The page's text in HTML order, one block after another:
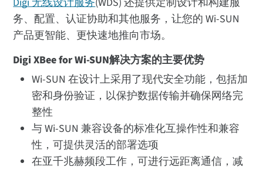
务、配置、认证协助和其他服务，让您的 Wi-SUN
产品更智能、更快速地推向市场。
Digi XBee for Wi-SUN解决方案的主要优势
Wi-SUN 在设计上采用了现代安全功能，包括加
密和身份验证，以保护数据传输并确保网络完
整性
与 Wi-SUN 兼容设备的标准化互操作性和兼容
性，可提供灵活的部署选项
在亚千兆赫频段工作，可进行远距离通信，减